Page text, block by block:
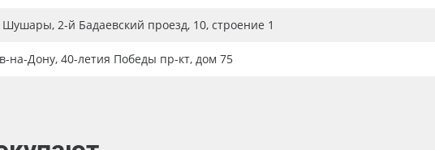
Шушары, 2-й Бадаевский проезд, 10, строение 1
на-Дону, 40-летия Победы пр-кт, дом 75